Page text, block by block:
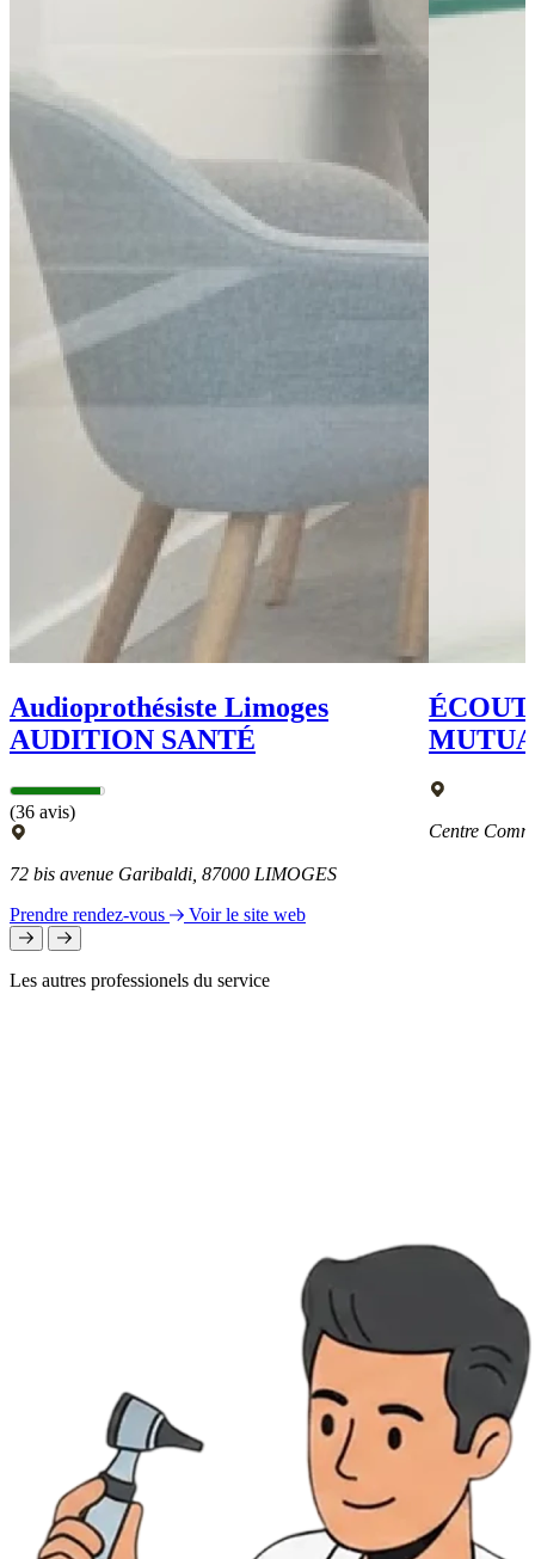
Audioprothésiste Limoges
AUDITION SANTÉ
(36 avis)
72 bis avenue Garibaldi, 87000 LIMOGES
Prendre rendez-vous
Voir le site web
Centre
Les autres professionels du service